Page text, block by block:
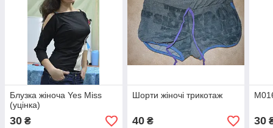
Блузка жіноча Yes Miss
(уцінка)
30 ₴
Шорти жіночі трикотаж
40₴ 30